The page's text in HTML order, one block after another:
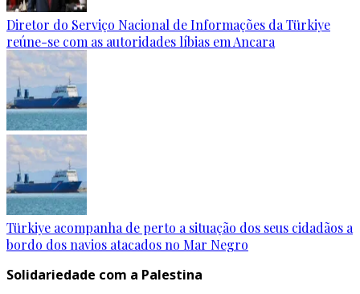
Diretor do Serviço Nacional de Informações da Türkiye
reúne-se com as autoridades líbias em Ancara
Türkiye acompanha de perto a situação dos seus cidadãos a
bordo dos navios atacados no Mar Negro
Solidariedade com a Palestina